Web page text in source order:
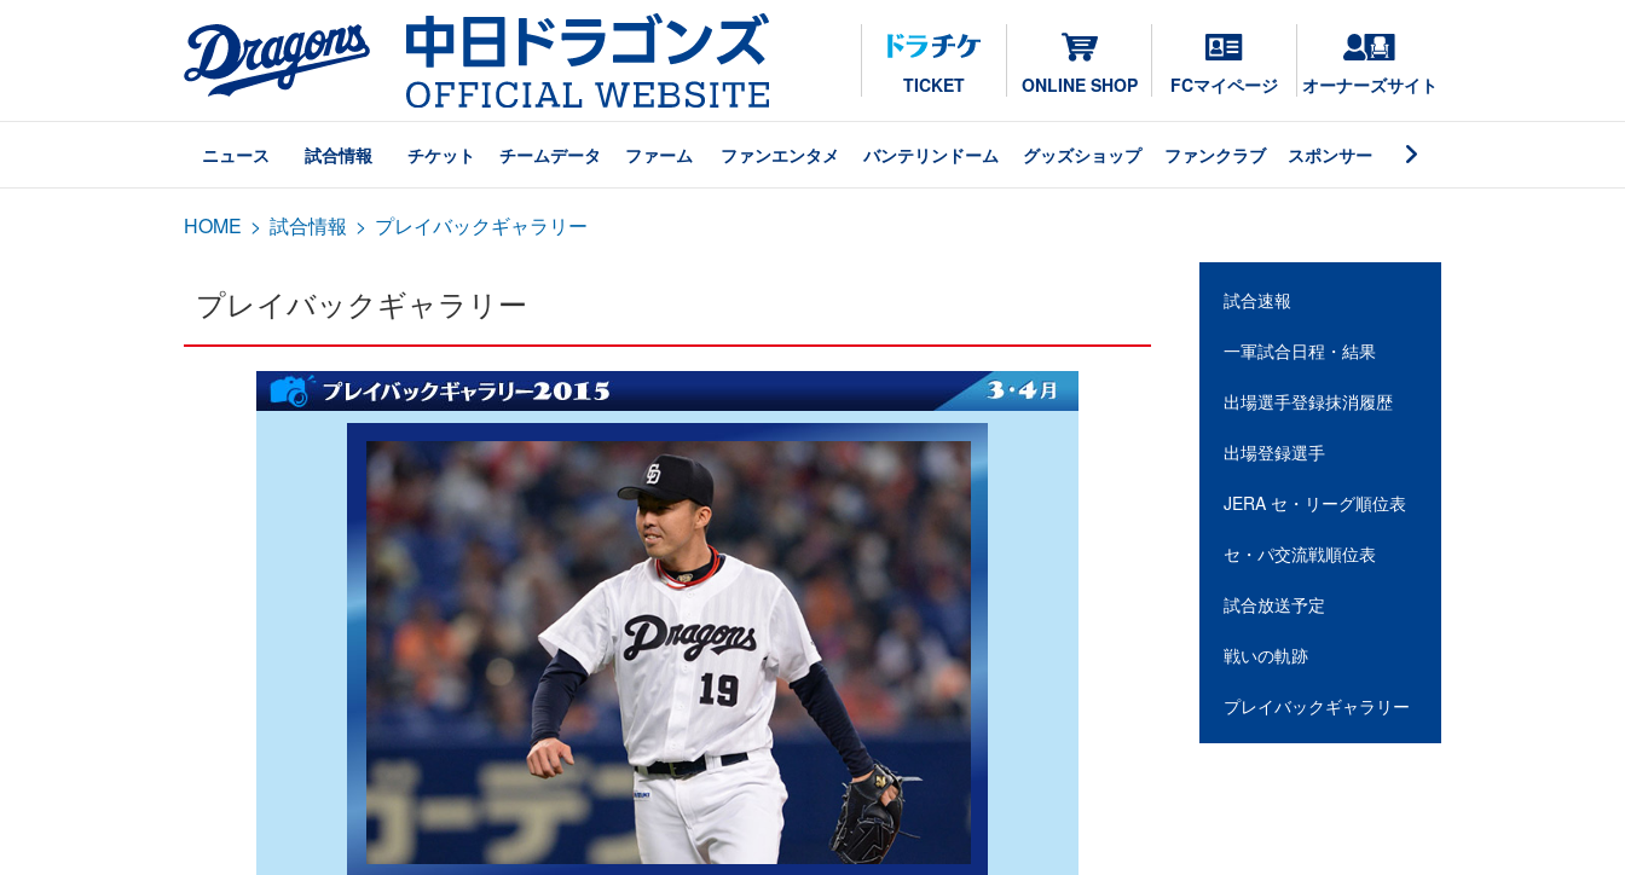
TICKET ONLINE SHOP FCマイページ オーナーズサイト
ニュース 試合情報 チケット チームデータ ファーム ファンエンタメ バンテリンドーム グッズショップ ファンクラブ スポンサー
HOME > 試合情報 > プレイバックギャラリー
プレイバックギャラリー 試合速報
一軍試合日程・結果
出場選手登録抹消履歴
出場登録選手
JERA セ・リーグ順位表
セ・パ交流戦順位表
試合放送予定
戦いの軌跡
プレイバックギャラリー